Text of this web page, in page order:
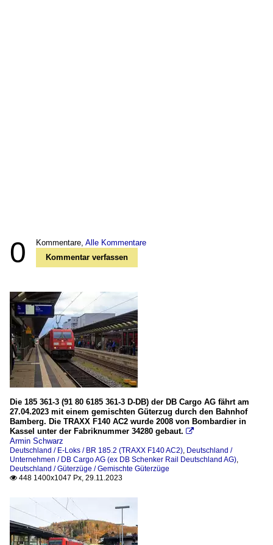
0 Kommentare, Alle Kommentare
Kommentar verfassen
Die 185 361-3 (91 80 6185 361-3 D-DB) der DB Cargo AG fährt am
27.04.2023 mit einem gemischten Güterzug durch den Bahnhof
Bamberg. Die TRAXX F140 AC2 wurde 2008 von Bombardier in
Kassel unter der Fabriknummer 34280 gebaut. 
Armin Schwarz
Deutschland / E-Loks / BR 185.2 (TRAXX F140 AC2), Deutschland /
Unternehmen / DB Cargo AG (ex DB Schenker Rail Deutschland AG),
Deutschland / Güterzüge / Gemischte Güterzüge
 448 1400x1047 Px, 29.11.2023